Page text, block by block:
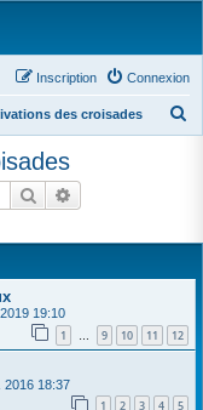
Connexion
Inscription
des croisades
Rechercher
19:10
1 … 9 10 11 12
2016 18:37
1 2 3 4 5